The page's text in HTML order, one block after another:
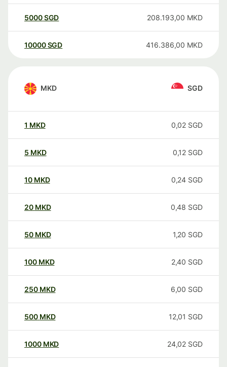
5000SGD 208.193,00 MKD
10000 SGD 416.386,00 MKD
MKD SGD
1 MKD 0,02 SGD
5 MKD 0,12 SGD
10 MKD 0,24 SGD
20 MKD 0,48 SGD
50 MKD 1,20 SGD
100 MKD 2,40 SGD
250 MKD 6,00 SGD
500 MKD 12,01 SGD
1000 MKD 24,02 SGD